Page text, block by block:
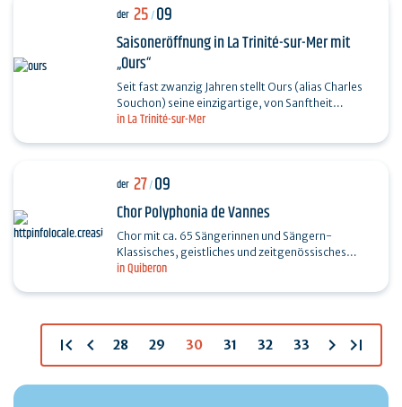
in La Trinité-sur-Mer
der 25/09
Saisoneröffnung in La Trinité-sur-Mer mit
„Ours“
Seit fast zwanzig Jahren stellt Ours (alias Charles
Souchon) seine einzigartige, von Sanftheit
geprägte Stimme in den Dienst eines
in Quiberon
der 27/09
Chor Polyphonia de Vannes
Chor mit ca. 65 Sängerinnen und Sängern-
Klassisches, geistliches und zeitgenössisches
Repertoire -. Dieser Chor ist eine Gemeinschaft
first_page chevron_left 28 29 30 31 32 33 chevron_right last_page